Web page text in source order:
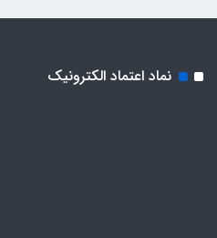
نماد اعتماد الکترونیک